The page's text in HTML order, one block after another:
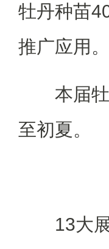
牡丹种苗
推广应用。
本届牡
至初夏。
13大